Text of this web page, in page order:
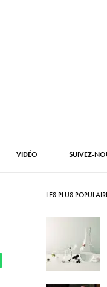
VIDÉO SUIVEZ-
LES PLUS